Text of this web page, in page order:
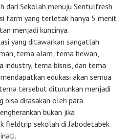
dari Sekolah menuju Sentulfresh
farm yang terletak hanya 5 menit
menjadi kuncinya.
yang ditawarkan sangatlah
tema alam, tema hewan,
tema bisnis, dan tema
edukasi akan semua
tersebut diturunkan menjadi
bisa dirasakan oleh para
bukan jika
fieldtrip sekolah di Jabodetabek